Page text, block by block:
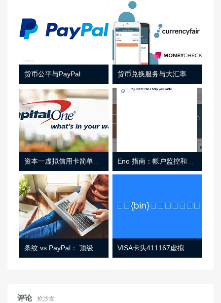
货币公平与PayPal 货币兑换服务与大汇率
资本一虚拟信用卡简单介绍
条纹 vs PayPal： 顶级功能， 定价 （和更多！ VISA卡头411167虚拟卡基础信息
评论 抢沙发